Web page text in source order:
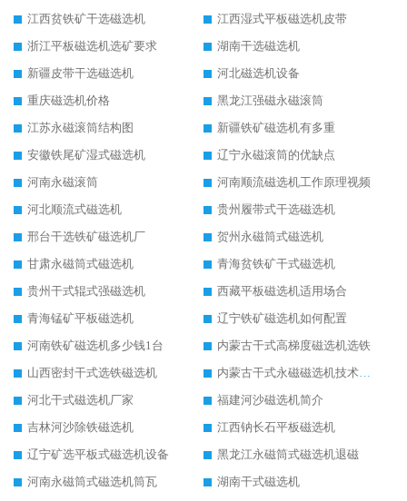
江西贫铁矿干选磁选机
江西湿式平板磁选机皮带
浙江平板磁选机选矿要求
湖南干选磁选机
新疆皮带干选磁选机
河北磁选机设备
重庆磁选机价格
黑龙江强磁永磁滚筒
江苏永磁滚筒结构图
新疆铁矿磁选机有多重
安徽铁尾矿湿式磁选机
辽宁永磁滚筒的优缺点
河南永磁滚筒
河南顺流磁选机工作原理视频
河北顺流式磁选机
贵州履带式干选磁选机
邢台干选铁矿磁选机厂
贺州永磁筒式磁选机
甘肃永磁筒式磁选机
青海贫铁矿干式磁选机
贵州干式辊式强磁选机
西藏平板磁选机适用场合
青海锰矿平板磁选机
辽宁铁矿磁选机如何配置
河南铁矿磁选机多少钱1台
内蒙古干式高梯度磁选机选铁
山西密封干式选铁磁选机
内蒙古干式永磁磁选机技术要求
河北干式磁选机厂家
福建河沙磁选机简介
吉林河沙除铁磁选机
江西钠长石平板磁选机
辽宁矿选平板式磁选机设备
黑龙江永磁筒式磁选机退磁
河南永磁筒式磁选机筒瓦
湖南干式磁选机